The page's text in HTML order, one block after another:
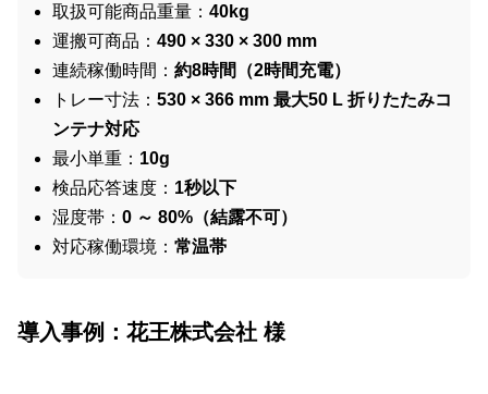
取扱可能商品重量： 40kg
運搬可商品： 490 × 330 × 300 mm
連続稼働時間： 約8時間（2時間充電）
トレー寸法： 530 × 366 mm 最大50 L 折りたたみコ
ンテナ対応
最小単重： 10g
検品応答速度： 1秒以下
湿度帯： 0 ～ 80%（結露不可）
対応稼働環境： 常温帯
導入事例：花王株式会社 様